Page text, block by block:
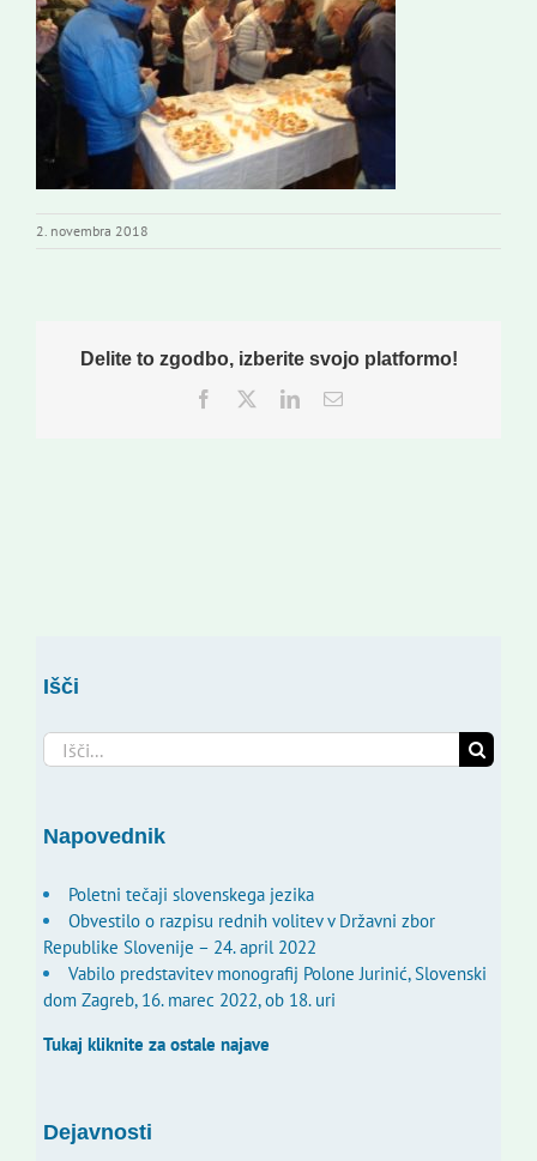
Novi odmev – naše glasilo
Založništvo
Koristne informacije
2. novembra 2018
Delite to zgodbo, izberite svojo platformo!
Facebook
TwitterLinkedInEmail
Išči
Search
for:
Napovednik
Poletni tečaji slovenskega jezika
Obvestilo o razpisu rednih volitev v Državni zbor
Republike Slovenije – 24. april 2022
Vabilo predstavitev monografij Polone Jurinić, Slovenski
dom Zagreb, 16. marec 2022, ob 18. uri
Tukaj kliknite za ostale najave
Dejavnosti